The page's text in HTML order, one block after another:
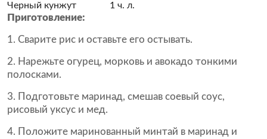
Черный кунжут
1 ч. л.
Приготовление:
1. Сварите рис и оставьте его остывать.
2. Нарежьте огурец, морковь и авокадо тонкими
полосками.
3. Подготовьте маринад, смешав соевый соус,
рисовый уксус и мед.
4. Положите маринованный минтай в маринад и